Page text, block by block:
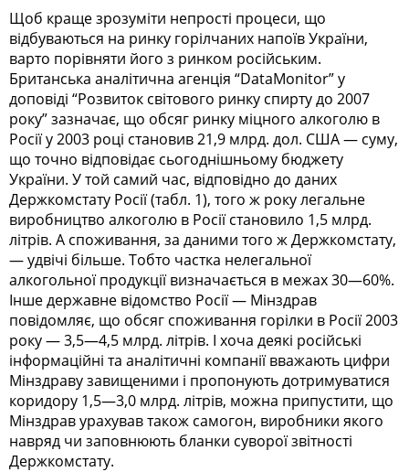
Щоб краще зрозуміти непрості процеси, що
відбуваються на ринку горілчаних напоїв України,
варто порівняти його з ринком російським.
Британська аналітична агенція “DataMonitor” у
доповіді “Розвиток світового ринку спирту до 2007
року” зазначає, що обсяг ринку міцного алкоголю в
Росії у 2003 році становив 21,9 млрд. дол. США — суму,
що точно відповідає сьогоднішньому бюджету
України. У той самий час, відповідно до даних
Держкомстату Росії (табл. 1), того ж року легальне
виробництво алкоголю в Росії становило 1,5 млрд.
літрів. А споживання, за даними того ж Держкомстату,
— удвічі більше. Тобто частка нелегальної
алкогольної продукції визначається в межах 30—60%.
Інше державне відомство Росії — Мінздрав
повідомляє, що обсяг споживання горілки в Росії 2003
року — 3,5—4,5 млрд. літрів. І хоча деякі російські
інформаційні та аналітичні компанії вважають цифри
Мінздраву завищеними і пропонують дотримуватися
коридору 1,5—3,0 млрд. літрів, можна припустити, що
Мінздрав урахував також самогон, виробники якого
навряд чи заповнюють бланки суворої звітності
Держкомстату.